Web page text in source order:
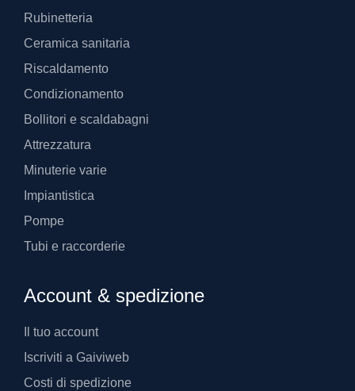
Rubinetteria
Ceramica sanitaria
Riscaldamento
Condizionamento
Bollitori e scaldabagni
Attrezzatura
Minuterie varie
Impiantistica
Pompe
Tubi e raccorderie
Account & spedizione
Il tuo account
Iscriviti a Gaiviweb
Costi di spedizione